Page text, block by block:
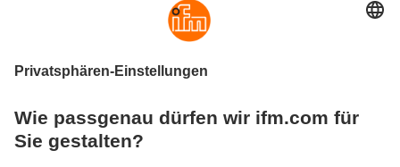
Sie auf Ihrem Weg. Entsprechend Ihren
Anforderungen unterstützt Sie unser ifm-
Systemvertrieb von Anfang an – von der
Strategieberatung, über die Entwicklung individueller
Soft- und Hardwarelösungen und die entsprechende
Jetzt beraten lassen